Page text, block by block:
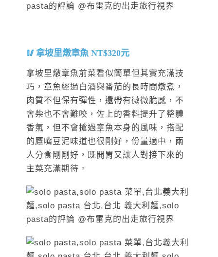
拿坡里燉章魚 NT$320元
拿坡里燉章魚前菜看似簡單但其實充滿技
巧，章魚經過白酒與番茄的長時間燉煮，
肉質不但保有彈性，還帶有微微脆感，不
會柴也不會難咬，佐上的香料提升了整體
香氣，但不會搶過章魚本身的風味，搭配
的鷹嘴豆泥味道也很剛好，份量適中，兩
人分食剛剛好，既開胃又讓人對接下來的
主菜充滿期待。